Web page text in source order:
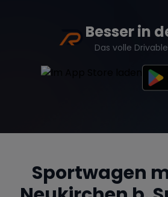
Besser in
Das volle
Sportwagen